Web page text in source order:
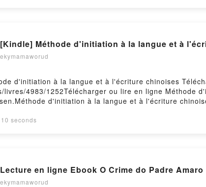
pouvoir d'attraction et deviens l'aimant de ton plus
[Kindle] Méthode d'initiation à la langue et à
ekymamaworud
d'initiation à la langue et à l'écriture chinoises
livres/4983/1252Télécharger ou lire en ligne Méthode
d'initiation à la langue et à l'écriture
Joël Bellassen Audiobook, Méthode d'initiation
10 seconds
Lecture en ligne Ebook O Crime do Padre Amaro
ekymamaworud